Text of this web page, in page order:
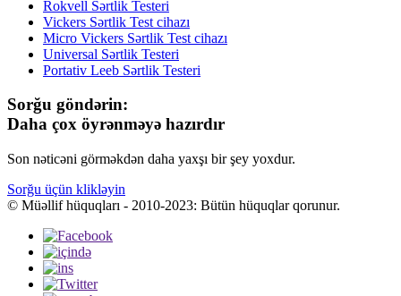
Rokvell Sərtlik Testeri
Vickers Sərtlik Test cihazı
Micro Vickers Sərtlik Test cihazı
Universal Sərtlik Testeri
Portativ Leeb Sərtlik Testeri
Sorğu göndərin:
Daha çox öyrənməyə hazırdır
Son nəticəni görməkdən daha yaxşı bir şey yoxdur.
Sorğu üçün klikləyin
© Müəllif hüquqları - 2010-2023: Bütün hüquqlar qorunur.